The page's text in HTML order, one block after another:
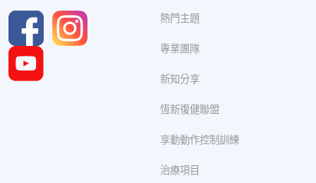
熱門主題
專業團隊
新知分享
恆新復健聯盟
享動動作控制訓練
治療項目